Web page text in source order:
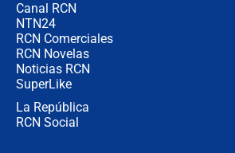
Canal RCN
NTN24
RCN Comerciales
RCN Novelas
Noticias RCN
SuperLike
La República
RCN Social